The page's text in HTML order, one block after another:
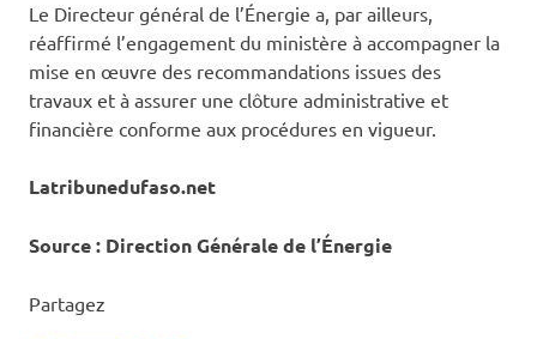
‎Le Directeur général de l’Énergie a, par ailleurs,
réaffirmé l’engagement du ministère à accompagner la
mise en œuvre des recommandations issues des
travaux et à assurer une clôture administrative et
financière conforme aux procédures en vigueur.
Latribunedufaso.net
‎Source : Direction Générale de l’Énergie
Partagez